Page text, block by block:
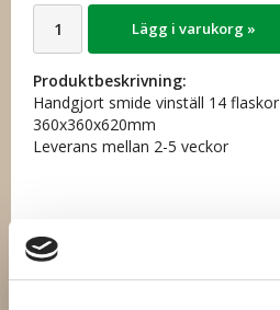
Lägg i varukorg »
Produktbeskrivning:
Handgjort smide vinställ 14 flaskor
360x360x620mm
Leverans mellan 2-5 veckor
Artikelnummer:
SV839-1